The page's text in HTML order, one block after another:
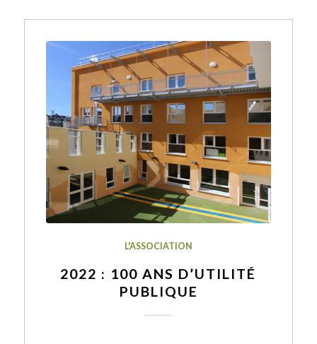
L'ASSOCIATION
2022 : 100 ANS D’UTILITÉ
PUBLIQUE